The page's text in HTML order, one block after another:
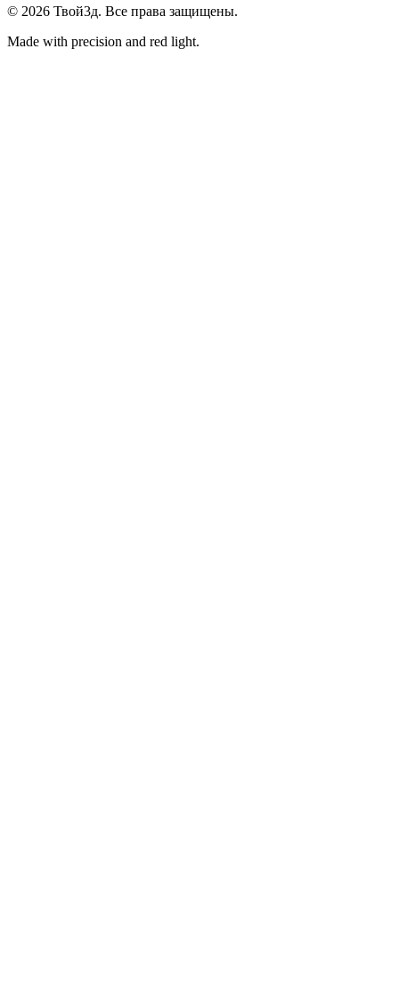
© 2026 Твой3д. Все права защищены.
Made with precision and red light.